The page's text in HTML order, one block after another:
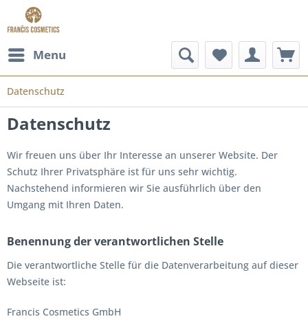
Menu
Datenschutz
Datenschutz
Wir freuen uns über Ihr Interesse an unserer Website. Der
Schutz Ihrer Privatsphäre ist für uns sehr wichtig.
Nachstehend informieren wir Sie ausführlich über den
Umgang mit Ihren Daten.
Benennung der verantwortlichen Stelle
Die verantwortliche Stelle für die Datenverarbeitung auf dieser
Webseite ist:
Francis Cosmetics GmbH